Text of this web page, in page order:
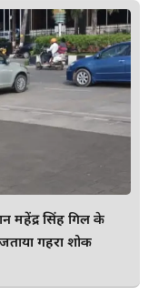
महेंद्र सिंह गिल के
गहरा शोक